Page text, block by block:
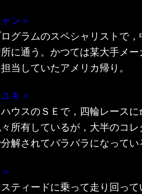
ン＞
グラムのスペシャリストで
に通う。かつては某大手メ
当していたアメリカ帰り。
キ＞
ウスのＳＥで，四輪レース
所有しているが，大半のコ
解されてバラバラになって
ティードに乗って走り回っ